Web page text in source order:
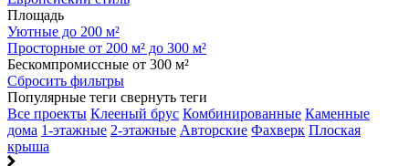
Площадь
Уютные до 200 м²
Просторные от 200 м² до 300 м²
Бескомпромиссные от 300 м²
Сбросить фильтры
Популярные теги свернуть теги
Все проекты Клееный брус Комбинированные Каменные
дома 1-этажные 2-этажные Авторские Фахверк Плоская
крыша